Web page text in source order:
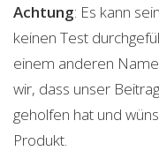
Achtung: Es kann
keinen Test
einem anderen
wir, dass unser
geholfen hat und
Produkt.